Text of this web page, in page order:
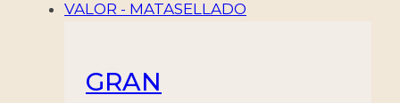
HEITZ
GRAN